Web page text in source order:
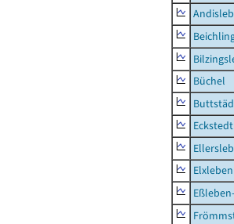
Büchel
Eckstedt
Elxleben